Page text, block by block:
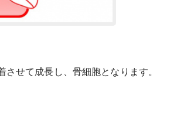
せて成長し、骨細胞となります。